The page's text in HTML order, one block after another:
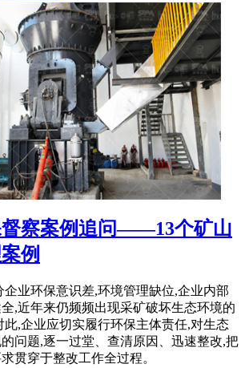
察案例追问——13个矿山
例
企业环保意识差,环境管理缺位,企业内部
,近年来仍频频出现采矿破坏生态环境的
此,企业应切实履行环保主体责任,对生态
问题,逐一过堂、查清原因、迅速整改,把
贯穿于整改工作全过程。